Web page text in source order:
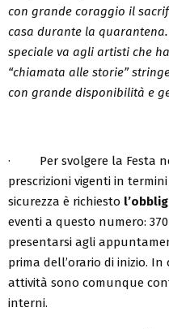
con grande coraggio il
casa durante la
speciale va agli artisti che
“chiamata alle storie”
con grande disponibilità e
· Per svolgere la Festa
prescrizioni vigenti in
sicurezza è richiesto
eventi a questo numero: 370
presentarsi agli
prima dell’orario di inizio.
attività sono comunque
interni.